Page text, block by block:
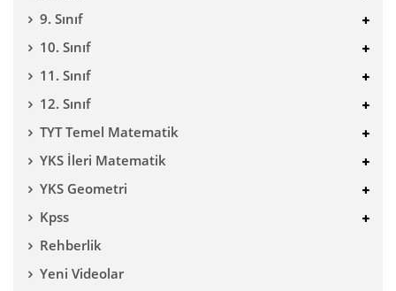
9. Sınıf
10. Sınıf
11. Sınıf
12. Sınıf
TYT Temel Matematik
YKS İleri Matematik
YKS Geometri
Kpss
Rehberlik
Yeni Videolar